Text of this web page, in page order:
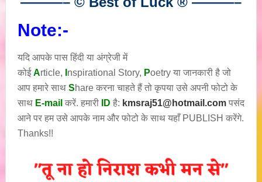
Note:-
यदि आपके पास हिंदी या अंग्रेजी में
कोईArticle, nspirational Story, Poetryया जानकारी है जो
आप हमारे साथ Share करना चाहते हैं तो कृपया उसे अपनी फोटो के
साथ E-mail करें. हमारी ID है: kmsraj51@hotmail.com पसंद
आने पर हम उसे आपके नाम और फोटो के साथ यहाँ PUBLISH करेंगे.
Thanks!!